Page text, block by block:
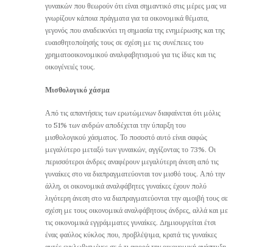
γυναικών που θεωρούν ότι είναι σημαντικό στις μέρες μας να
γνωρίζουν κάποια πράγματα για τα οικονομικά θέματα,
γεγονός που αναδεικνύει τη σημασία της ενημέρωσης και της
ευαισθητοποίησής τους σε σχέση με τις συνέπειες του
χρηματοοικονομικού αναλφαβητισμού για τις ίδιες και τις
οικογένειές τους.
Μισθολογικό χάσμα
Από τις απαντήσεις των ερωτώμενων διαφαίνεται ότι μόλις
το 51% των ανδρών αποδέχεται την ύπαρξη του
μισθολογικού χάσματος. Το ποσοστό αυτό είναι σαφώς
μεγαλύτερο μεταξύ των γυναικών, αγγίζοντας το 73%. Οι
περισσότεροι άνδρες αναφέρουν μεγαλύτερη άνεση από τις
γυναίκες στο να διαπραγματεύονται τον μισθό τους. Από την
άλλη, οι οικονομικά αναλφάβητες γυναίκες έχουν πολύ
λιγότερη άνεση στο να διαπραγματεύονται την αμοιβή τους σε
σχέση με τους οικονομικά αναλφάβητους άνδρες, αλλά και με
τις οικονομικά εγγράμματες γυναίκες. Δημιουργείται έτσι
ένας φαύλος κύκλος που, προβλέψιμα, κρατά τις γυναίκες